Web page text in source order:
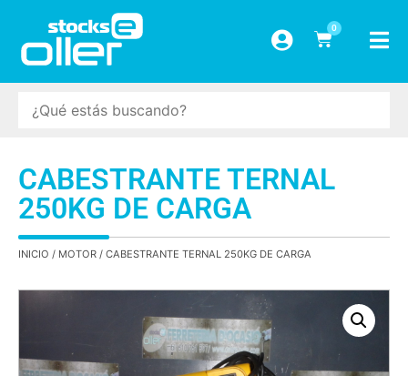
0
CABESTRANTE TERNAL
250KG DE CARGA
INICIO / MOTOR / CABESTRANTE TERNAL 250KG DE CARGA